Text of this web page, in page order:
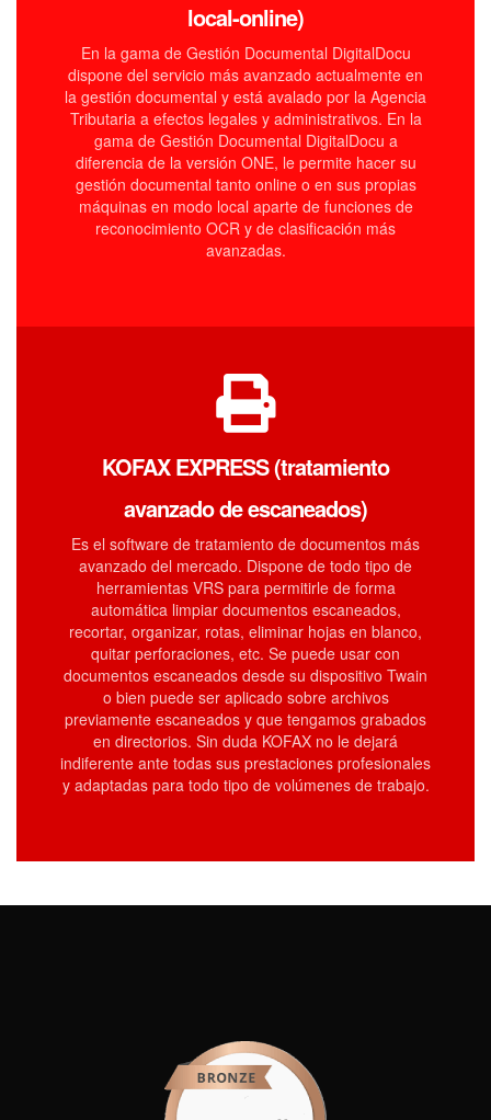
local-online)
En la gama de Gestión Documental DigitalDocu
dispone del servicio más avanzado actualmente en
la gestión documental y está avalado por la Agencia
Tributaria a efectos legales y administrativos. En la
gama de Gestión Documental DigitalDocu a
diferencia de la versión ONE, le permite hacer su
gestión documental tanto online o en sus propias
máquinas en modo local aparte de funciones de
reconocimiento OCR y de clasificación más
avanzadas.
KOFAX EXPRESS (tratamiento
avanzado de escaneados)
Es el software de tratamiento de documentos más
avanzado del mercado. Dispone de todo tipo de
herramientas VRS para permitirle de forma
automática limpiar documentos escaneados,
recortar, organizar, rotas, eliminar hojas en blanco,
quitar perforaciones, etc. Se puede usar con
documentos escaneados desde su dispositivo Twain
o bien puede ser aplicado sobre archivos
previamente escaneados y que tengamos grabados
en directorios. Sin duda KOFAX no le dejará
indiferente ante todas sus prestaciones profesionales
y adaptadas para todo tipo de volúmenes de trabajo.